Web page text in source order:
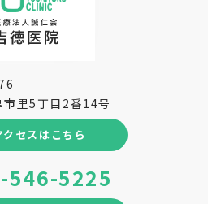
市里5丁目2番14号
クセスはこちら
546-5225